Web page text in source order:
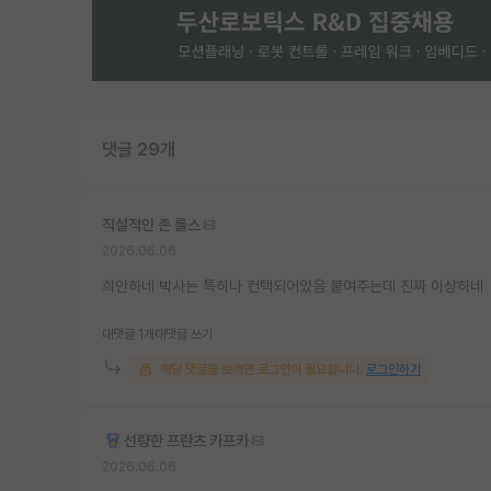
댓글 29개
직설적인 존 롤스
희안하네 박사는 특히나 컨택되어있음 붙여주는데 진짜 이상하네
대댓글 1개 대댓글 쓰기
해당 댓글을 보려면 로그인이 필요합니다. 로그인하기
선량한 프란츠 카프카